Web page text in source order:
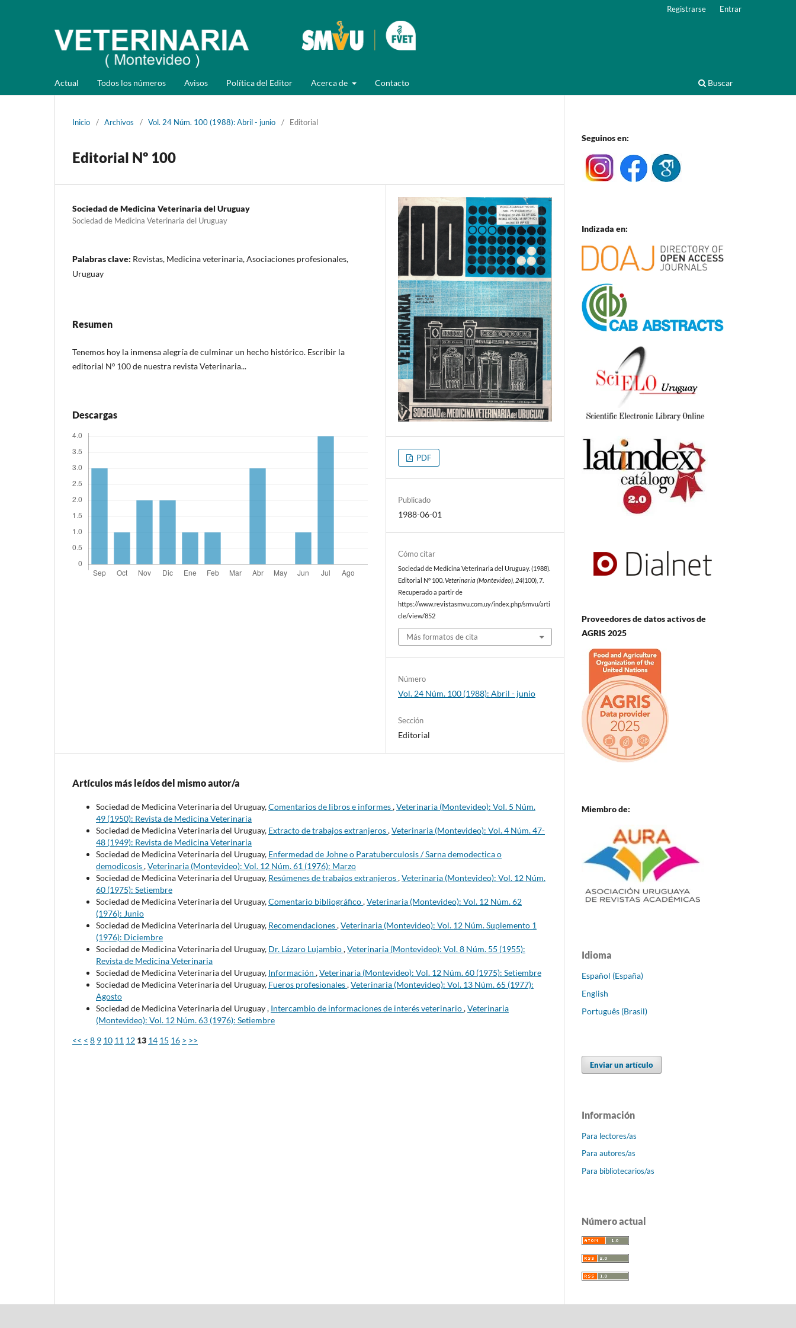
Actual Todos los números Avisos Política del Editor Acerca de Contacto Buscar
Registrarse Entrar
Inicio / Archivos / Vol. 24 Núm. 100 (1988): Abril - junio / Editorial
Editorial Nº 100
Sociedad de Medicina Veterinaria del Uruguay
Sociedad de Medicina Veterinaria del Uruguay
Palabras clave: Revistas, Medicina veterinaria, Asociaciones profesionales,
Uruguay
Resumen
Tenemos hoy la inmensa alegría de culminar un hecho histórico. Escribir la
editorial Nº 100 de nuestra revista Veterinaria...
Descargas
PDF
Publicado
1988-06-01
Cómo citar
Sociedad de Medicina Veterinaria del Uruguay. (1988).
Editorial Nº 100.Veterinaria (Montevideo) 24(100), 7.
Recuperado a partir de
https://www.revistasmvu.com.uy/index.php/smvu/arti
cle/view/852
Más formatos de cita
Número
Vol. 24 Núm. 100 (1988): Abril - junio
Sección
Editorial
Artículos más leídos del mismo autor/a
Sociedad de Medicina Veterinaria del Uruguay,Comentarios de libros e informes,Veterinaria (Montevideo): Vol. 5 Núm.
49 (1950): Revista de Medicina Veterinaria
Sociedad de Medicina Veterinaria del Uruguay, Extracto de trabajos extranjeros,Veterinaria (Montevideo): Vol. 4 Núm. 47-
48 (1949): Revista de Medicina Veterinaria
Sociedad de Medicina Veterinaria del Uruguay, Enfermedad de Johne o Paratuberculosis / Sarna demodectica o
demodicosis,Veterinaria (Montevideo): Vol. 12 Núm. 61 (1976): Marzo
Sociedad de Medicina Veterinaria del Uruguay, Resúmenes de trabajos extranjeros,Veterinaria (Montevideo): Vol. 12 Núm.
60 (1975): Setiembre
Sociedad de Medicina Veterinaria del Uruguay,Comentario bibliográfico,Veterinaria (Montevideo): Vol. 12 Núm. 62
(1976): Junio
Sociedad de Medicina Veterinaria del Uruguay, Recomendaciones,Veterinaria (Montevideo): Vol. 12 Núm. Suplemento 1
(1976): Diciembre
Sociedad de Medicina Veterinaria del Uruguay, Dr. Lázaro Lujambio,Veterinaria (Montevideo): Vol. 8 Núm. 55 (1955):
Revista de Medicina Veterinaria
Sociedad de Medicina Veterinaria del Uruguay, Información ,Veterinaria (Montevideo): Vol. 12 Núm. 60 (1975): Setiembre
Sociedad de Medicina Veterinaria del Uruguay, Fueros profesionales,Veterinaria (Montevideo): Vol. 13 Núm. 65 (1977):
Agosto
Sociedad de Medicina Veterinaria del Uruguay , Intercambio de informaciones de interés veterinario,Veterinaria
(Montevideo): Vol. 12 Núm. 63 (1976): Setiembre
<< < 8 9 10 11 12 13 14 15 16 > >>
Seguinos en:
Indizada en:
Proveedores de datos activos de
AGRIS 2025
Miembro de:
Idioma
Español (España)
English
Português (Brasil)
Enviar un artículo
Información
Para lectores/as
Para autores/as
Para bibliotecarios/as
Número actual